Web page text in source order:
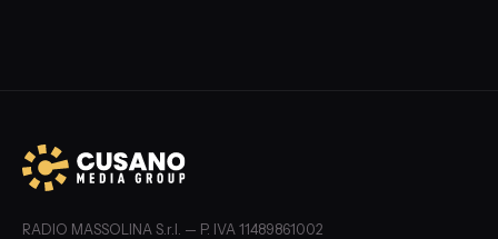
RADIO MASSOLINA S.r.l. — P. IVA 11489861002